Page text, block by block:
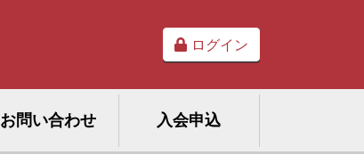
ログイン
お問い合わせ 入会申込